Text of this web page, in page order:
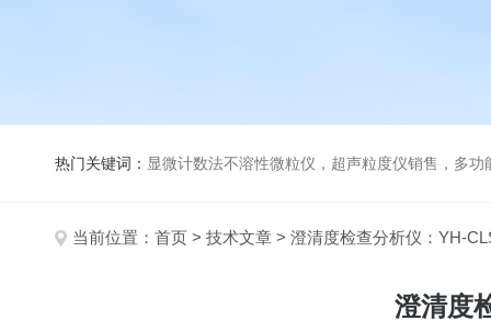
热门关键词： 显微计数法不溶性微粒仪，超声粒度仪销售，多功能超声粒度分析仪，粒度及
当前位置： 首页 > 技术文章 > 澄清度检查分析仪：YH-
澄清度